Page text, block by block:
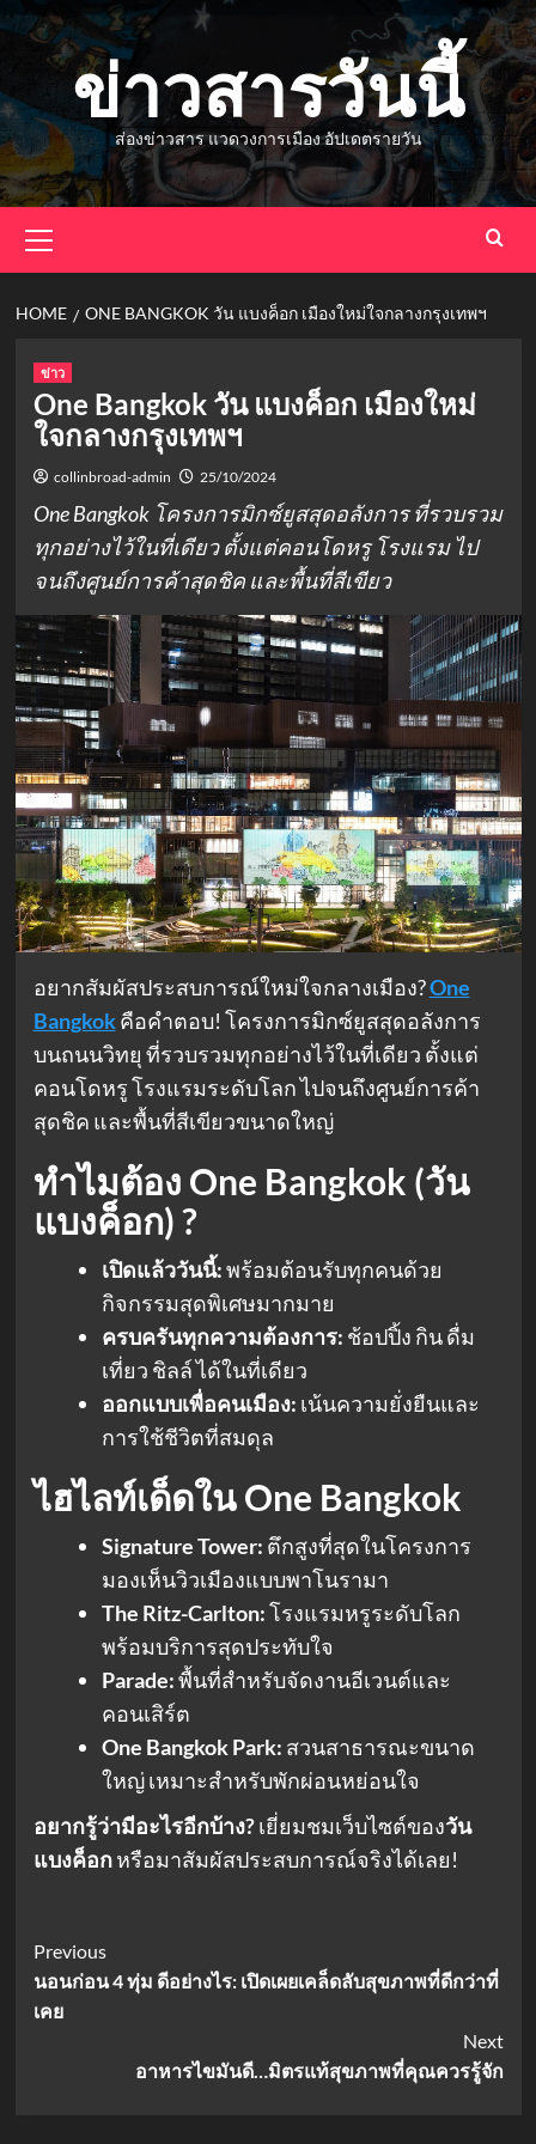
Skip
ข่าวสารวันนี้
ส่องข่าวสาร แวดวงการเมือง อัปเดตรายวัน
Menu
HOME ONE BANGKOK วัน แบงค็อก เมืองใหม่ใจกลางกรุงเทพฯ
ข่าว
One Bangkok วัน แบงค็อก เมืองใหม่
ใจกลางกรุงเทพฯ
collinbroad-admin 25/10/2024
One Bangkok โครงการมิกซ์ยูสสุดอลังการ ที่รวบรวม
ทุกอย่างไว้ในที่เดียว ตั้งแต่คอนโดหรู โรงแรม ไป
จนถึงศูนย์การค้าสุดชิค และพื้นที่สีเขียว
อยากสัมผัสประสบการณ์ใหม่ใจกลางเมือง?One
Bangkokคือคำตอบ! โครงการมิกซ์ยูสสุดอลังการ
บนถนนวิทยุ ที่รวบรวมทุกอย่างไว้ในที่เดียว ตั้งแต่
คอนโดหรู โรงแรมระดับโลก ไปจนถึงศูนย์การค้า
สุดชิค และพื้นที่สีเขียวขนาดใหญ่
ทำไมต้อง One Bangkok (วัน
แบงค็อก) ?
เปิดแล้ววันนี้:พร้อมต้อนรับทุกคนด้วย
กิจกรรมสุดพิเศษมากมาย
ครบครันทุกความต้องการ: ช้อปปิ้ง กิน ดื่ม
เที่ยว ชิลล์ ได้ในที่เดียว
ออกแบบเพื่อคนเมือง: เน้นความยั่งยืนและ
การใช้ชีวิตที่สมดุล
ไฮไลท์เด็ดใน One Bangkok
Signature Tower: ตึกสูงที่สุดในโครงการ
มองเห็นวิวเมืองแบบพาโนรามา
The Ritz-Carlton:โรงแรมหรูระดับโลก
พร้อมบริการสุดประทับใจ
Parade:พื้นที่สำหรับจัดงานอีเวนต์และ
คอนเสิร์ต
One Bangkok Park: สวนสาธารณะขนาด
ใหญ่ เหมาะสำหรับพักผ่อนหย่อนใจ
อยากรู้ว่ามีอะไรอีกบ้าง?เยี่ยมชมเว็บไซต์ของวัน
แบงค็อกหรือมาสัมผัสประสบการณ์จริงได้เลย!
Post
Navigation
Previous
นอนก่อน 4 ทุ่ม ดีอย่างไร: เปิดเผยเคล็ดลับสุขภาพที่ดีกว่าที่
เคย
Next
อาหารไขมันดี…มิตรแท้สุขภาพที่คุณควรรู้จัก